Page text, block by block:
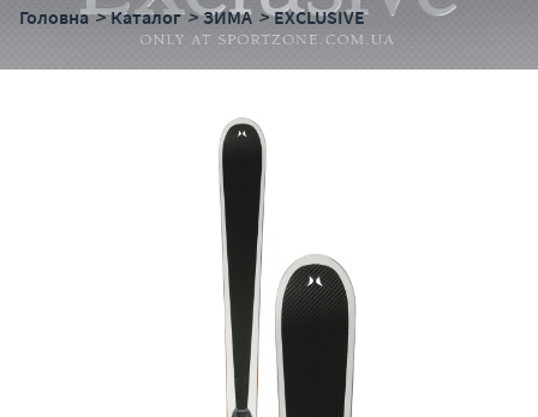
Головна Каталог ЗИМА EXCLUSIVE